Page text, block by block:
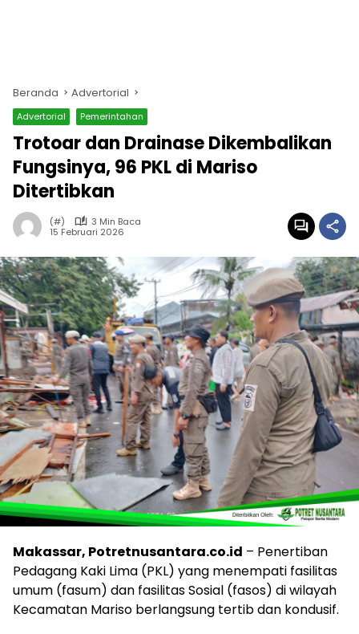
Beranda Advertorial
Advertorial Pemerintahan
Trotoar dan Drainase Dikembalikan
Fungsinya, 96 PKL di Mariso
Ditertibkan
(#)
3 Min Baca
15 Februari 2026
Makassar, Potretnusantara.co.id – Penertiban
Pedagang Kaki Lima (PKL) yang menempati fasilitas
umum (fasum) dan fasilitas Sosial (fasos) di wilayah
Kecamatan Mariso berlangsung tertib dan kondusif.